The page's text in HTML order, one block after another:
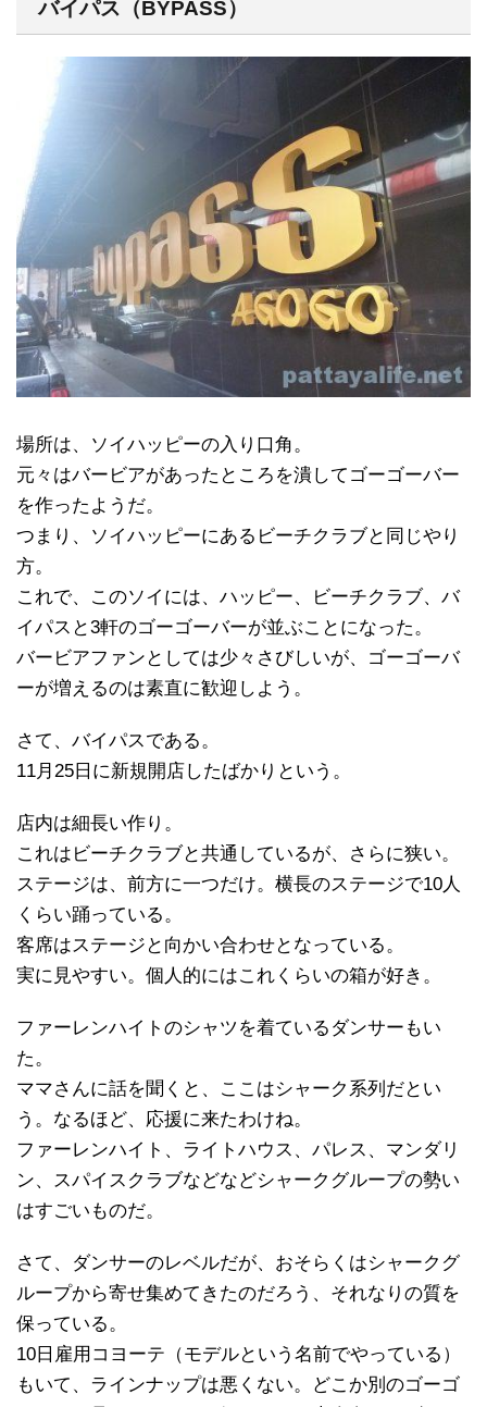
バイパス（BYPASS）
場所は、ソイハッピーの入り口角。
元々はバービアがあったところを潰してゴーゴーバー
を作ったようだ。
つまり、ソイハッピーにあるビーチクラブと同じやり
方。
これで、このソイには、ハッピー、ビーチクラブ、バ
イパスと3軒のゴーゴーバーが並ぶことになった。
バービアファンとしては少々さびしいが、ゴーゴーバ
ーが増えるのは素直に歓迎しよう。
さて、バイパスである。
11月25日に新規開店したばかりという。
店内は細長い作り。
これはビーチクラブと共通しているが、さらに狭い。
ステージは、前方に一つだけ。横長のステージで10人
くらい踊っている。
客席はステージと向かい合わせとなっている。
実に見やすい。個人的にはこれくらいの箱が好き。
ファーレンハイトのシャツを着ているダンサーもい
た。
ママさんに話を聞くと、ここはシャーク系列だとい
う。なるほど、応援に来たわけね。
ファーレンハイト、ライトハウス、パレス、マンダリ
ン、スパイスクラブなどなどシャークグループの勢い
はすごいものだ。
さて、ダンサーのレベルだが、おそらくはシャークグ
ループから寄せ集めてきたのだろう、それなりの質を
保っている。
10日雇用コヨーテ（モデルという名前でやっている）
もいて、ラインナップは悪くない。どこか別のゴーゴ